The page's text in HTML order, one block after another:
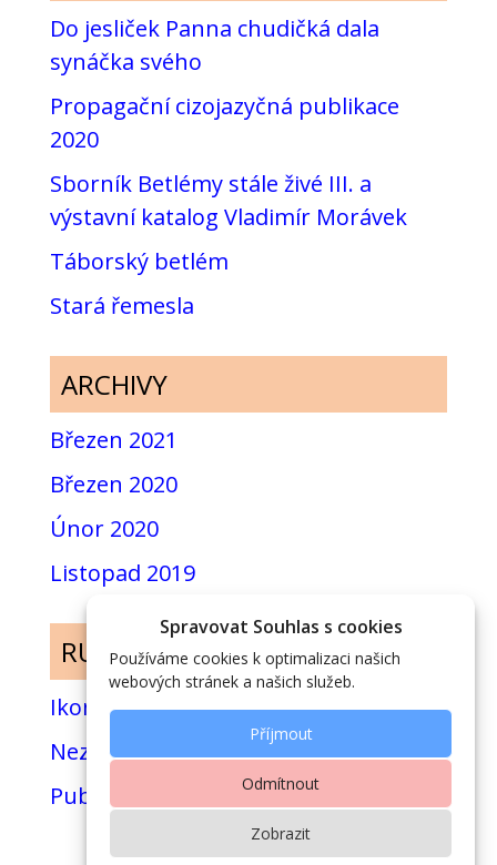
Spravovat Souhlas s cookies
Používáme cookies k optimalizaci našich
webových stránek a našich služeb.
Příjmout
Odmítnout
Zobrazit
Do jesliček Panna chudičká dala
synáčka svého
Propagační cizojazyčná publikace
2020
Sborník Betlémy stále živé III. a
výstavní katalog Vladimír Morávek
Táborský betlém
Stará řemesla
ARCHIVY
Březen 2021
Březen 2020
Únor 2020
Listopad 2019
RUBRIKY
Ikony
Nezařazené
Publikace